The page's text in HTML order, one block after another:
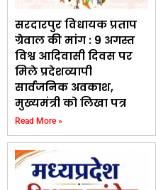
सरदारपुर विधायक प्रताप
ग्रेवाल की मांग : 9 अगस्त
विश्व आदिवासी दिवस पर
मिले प्रदेशव्यापी
सार्वजनिक अवकाश,
मुख्यमंत्री को लिखा पत्र
Read More »